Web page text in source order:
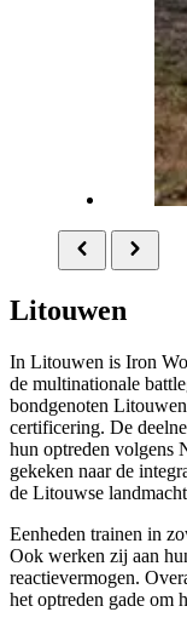
Litouwen
In Litouwen is Iron
de multinationale
bondgenoten
certificering. De
hun optreden volgens
gekeken naar de
de Litouwse
Eenheden trainen in
Ook werken zij aan
reactievermogen.
het optreden gade om